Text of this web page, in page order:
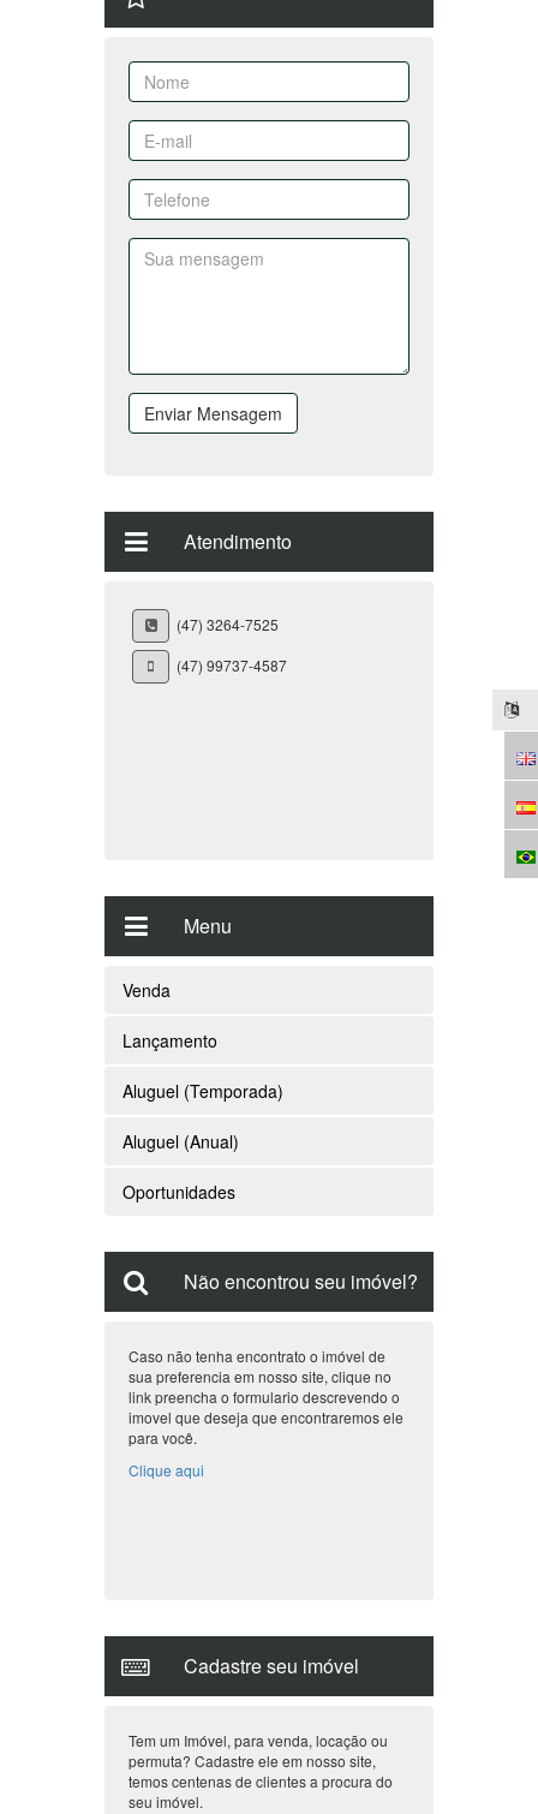
Ficou interessado?
(47) 3264-7525
Venda
Lançamento
Aluguel (Temporada)
Aluguel (Anual)
Oportunidades
Caso não tenha encontrato o imóvel de
sua preferencia em nosso site, clique no
link preencha o formulario descrevendo o
imovel que deseja que encontraremos ele
Tem um Imóvel, para venda, locação ou